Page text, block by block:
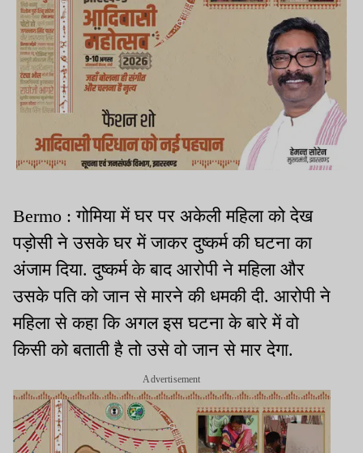
Bermo : गोमिया में घर पर अकेली महिला को देख
पड़ोसी ने उसके घर में जाकर दुष्कर्म की घटना का
अंजाम दिया. दुष्कर्म के बाद आरोपी ने महिला और
उसके पति को जान से मारने की धमकी दी. आरोपी ने
महिला से कहा कि अगल इस घटना के बारे में वो
किसी को बताती है तो उसे वो जान से मार देगा.
Advertisement